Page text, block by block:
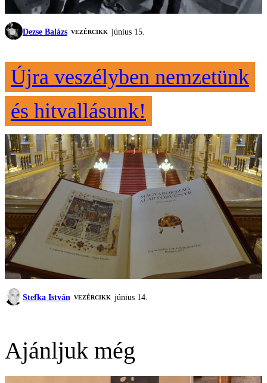
Dezse Balázs VEZÉRCIKK június 15.
Újra veszélyben nemzetünk
és hitvallásunk!
Stefka István VEZÉRCIKK június 14.
Ajánljuk még